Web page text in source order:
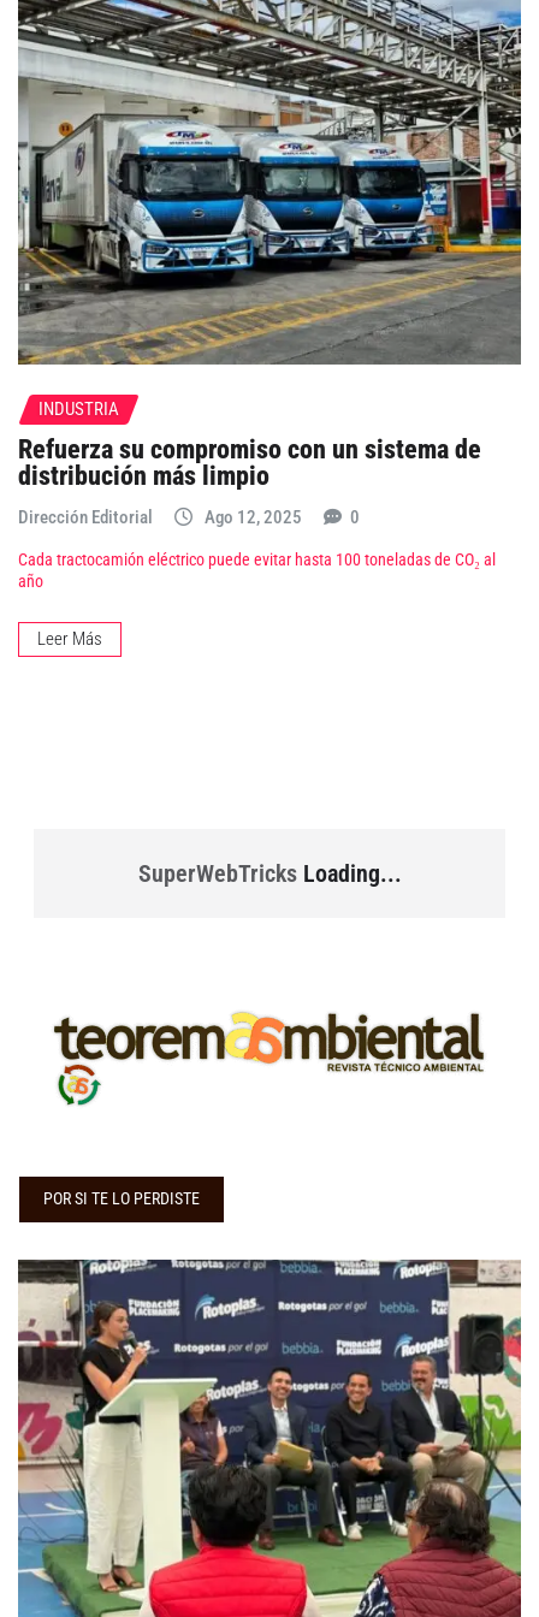
INDUSTRIA
Refuerza su compromiso con un sistema de
distribución más limpio
Dirección Editorial Ago 12, 2025 0
Cada tractocamión eléctrico puede evitar hasta 100 toneladas de CO₂ al
año
Leer Más
SuperWebTricksLoading...
POR SI TE LO PERDISTE